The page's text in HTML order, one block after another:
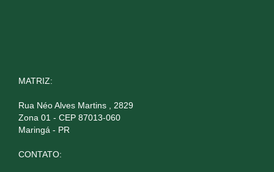
MATRIZ:
Rua Néo Alves Martins , 2829
Zona 01 - CEP 87013-060
Maringá - PR
CONTATO: